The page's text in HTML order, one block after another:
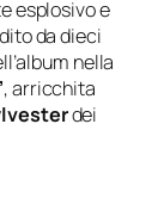
esplosivo e
da dieci
nella
, arricchita
dei